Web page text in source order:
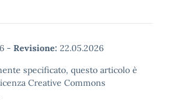
- Revisione: 22.05.2026
specificato, questo articolo è
Creative Commons